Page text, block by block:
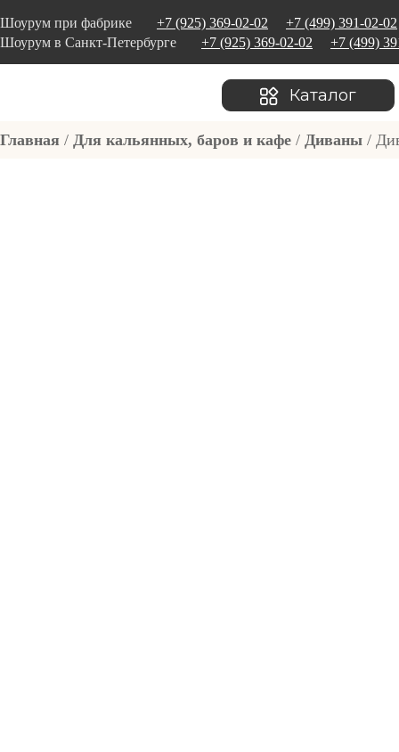
Шоурум при фабрике +7 (925) 369-02-02
+7 (499) 391-02-02
Шоурум в Санкт-Петербурге
+7 (925) 369-02-02 +7 (499)
Каталог
Главная / Для кальянных, баров и кафе / Диваны /